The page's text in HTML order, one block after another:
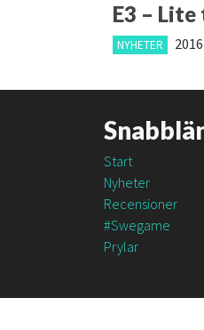
E3 –
NYHETER
Start
Nyheter
Recensioner
#Swegame
Prylar